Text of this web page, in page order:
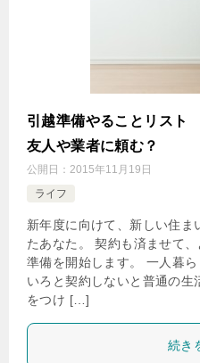
引越準備やることリスト
友人や業者に頼む？
公開日： 2015年11月19日
ライフ
新年度に向けて、新しい住ま
たあなた。 契約も済ませて
準備を開始します。 一人暮
いろと契約しないと普通の
をつけ […]
続き